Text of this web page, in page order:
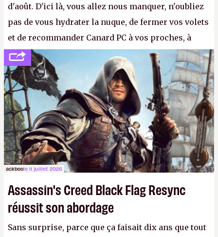
d'août. D'ici là, vous allez nous manquer, n'oubliez
pas de vous hydrater la nuque, de fermer vos volets
et de recommander Canard PC à vos proches, à
votre famille et aux inconnus que vous croisez
dans la rue. Bon été à tous ! –ER.
ackboole 11 juillet 2026
Assassin's Creed Black Flag Resync
réussit son abordage
Sans surprise, parce que ça faisait dix ans que tout